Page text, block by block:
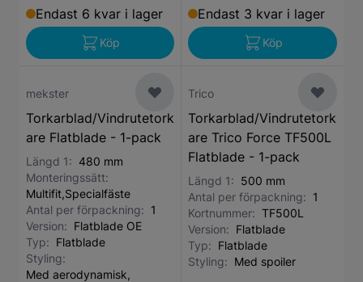
Endast 6 kvar i lager
Köp
Endast 3 kvar i lager
Köp
mekster
Torkarblad/Vindrutetork
are Flatblade - 1-pack
Längd 1: 480 mm
Monteringssätt:
Multifit,Specialfäste
Antal per förpackning: 1
Version: Flatblade OE
Typ: Flatblade
Styling:
Med aerodynamisk,
Trico
Torkarblad/Vindrutetork
are Trico Force TF500L
Flatblade - 1-pack
Längd 1: 500 mm
Antal per förpackning: 1
Kortnummer: TF500L
Version: Flatblade
Typ: Flatblade
Styling: Med spoiler